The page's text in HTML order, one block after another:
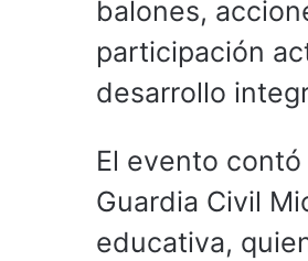
balones,
participación
desarrollo
El evento
Guardia Civil
educativa,